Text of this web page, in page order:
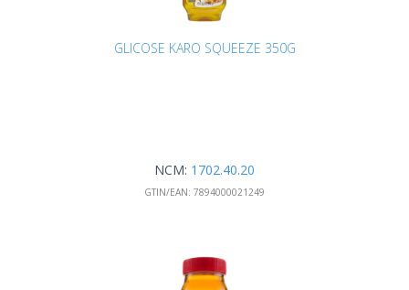
GLICOSE KARO SQUEEZE 350G
NCM: 1702.40.20
GTIN/EAN: 7894000021249